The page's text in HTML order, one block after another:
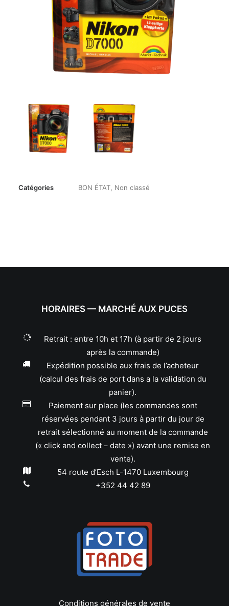
Catégories BON ÉTAT Non classé
HORAIRES — MARCHÉ AUX PUCES
Retrait : entre 10h et 17h (à partir de 2 jours
après la commande)
Expédition possible aux frais de l’acheteur
(calcul des frais de port dans a la validation du
panier).
Paiement sur place (les commandes sont
réservées pendant 3 jours à partir du jour de
retrait sélectionné au moment de la commande
(« click and collect – date ») avant une remise en
vente).
54 route d’Esch L-1470 Luxembourg
+352 44 42 89
Conditions générales de vente